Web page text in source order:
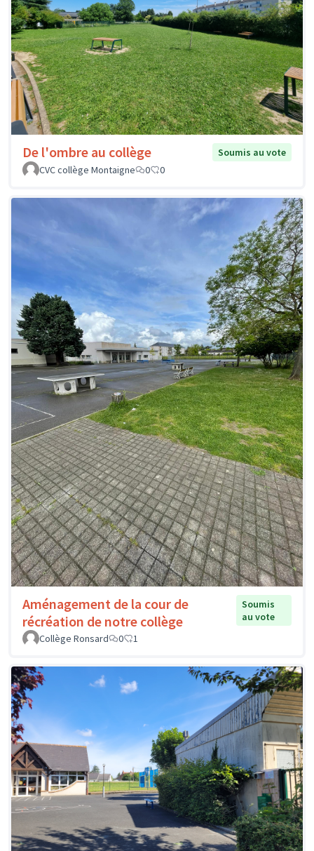
De l'ombre au collège
Soumis au vote
CVC collège Montaigne
0 0
Aménagement de la cour de
récréation de notre collège
Soumis
au vote
Collège Ronsard
0 1